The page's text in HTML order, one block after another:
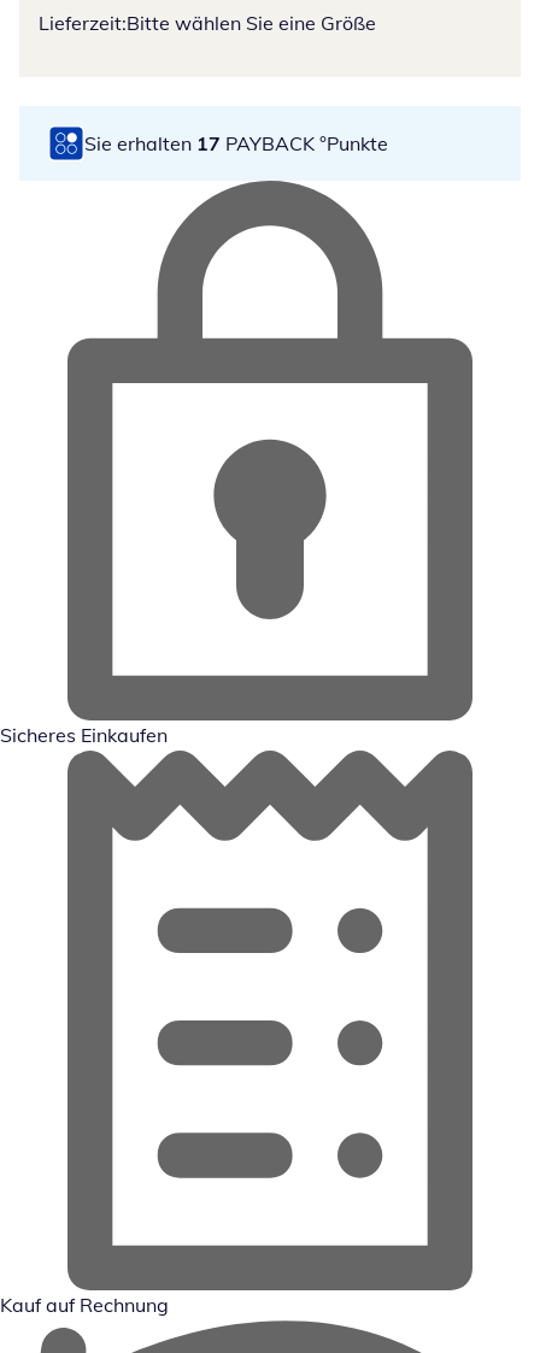
Lieferzeit:Bitte wählen Sie eine Größe
Sie erhalten 17 PAYBACK °Punkte
Sicheres Einkaufen
Kauf auf Rechnung